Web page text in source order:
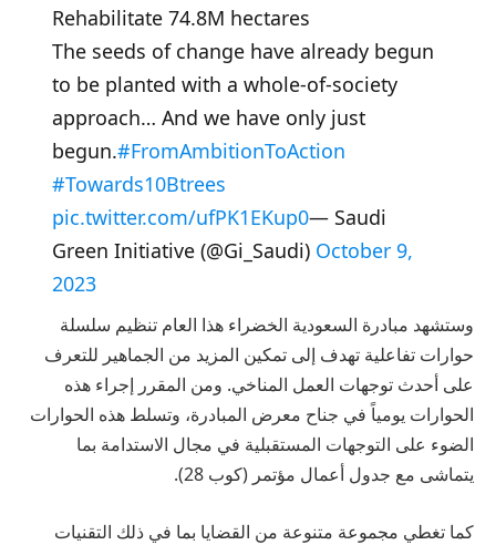
Rehabilitate 74.8M hectares
The seeds of change have already begun
to be planted with a whole-of-society
approach… And we have only just
begun.#FromAmbitionToAction
#Towards10Btrees
pic.twitter.com/ufPK1EKup0— Saudi
Green Initiative (@Gi_Saudi) October 9,
2023
وستشهد مبادرة السعودية الخضراء هذا العام تنظيم سلسلة
حوارات تفاعلية تهدف إلى تمكين المزيد من الجماهير للتعرف
على أحدث توجهات العمل المناخي. ومن المقرر إجراء هذه
الحوارات يومياً في جناح معرض المبادرة، وتسلط هذه الحوارات
الضوء على التوجهات المستقبلية في مجال الاستدامة بما
يتماشى مع جدول أعمال مؤتمر (كوب 28).
كما تغطي مجموعة متنوعة من القضايا بما في ذلك التقنيات